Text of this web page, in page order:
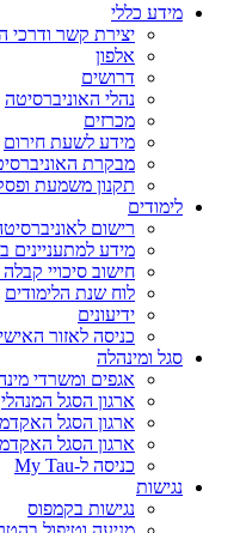
מידע כללי
יצירת קשר ודרכי
אלפון
דרושים
נהלי האוניברסיטה
מכרזים
מידע לשעת חירום
מבקרת
תקנון משמעת
לימודים
רישום
מידע למתעניינים
חישוב סיכויי
לוח שנת הלימודים
ידיעונים
כניסה לאזור האישי
סגל ומינהלה
אגפים ומשרדי
ארגון הסגל המנהלי
ארגון הסגל
ארגון הסגל
כניסה ל-My Tau
נגישות
נגישות בקמפוס